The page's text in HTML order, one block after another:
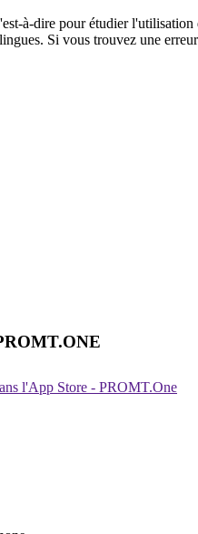
à-dire pour étudier
Si vous trouvez une